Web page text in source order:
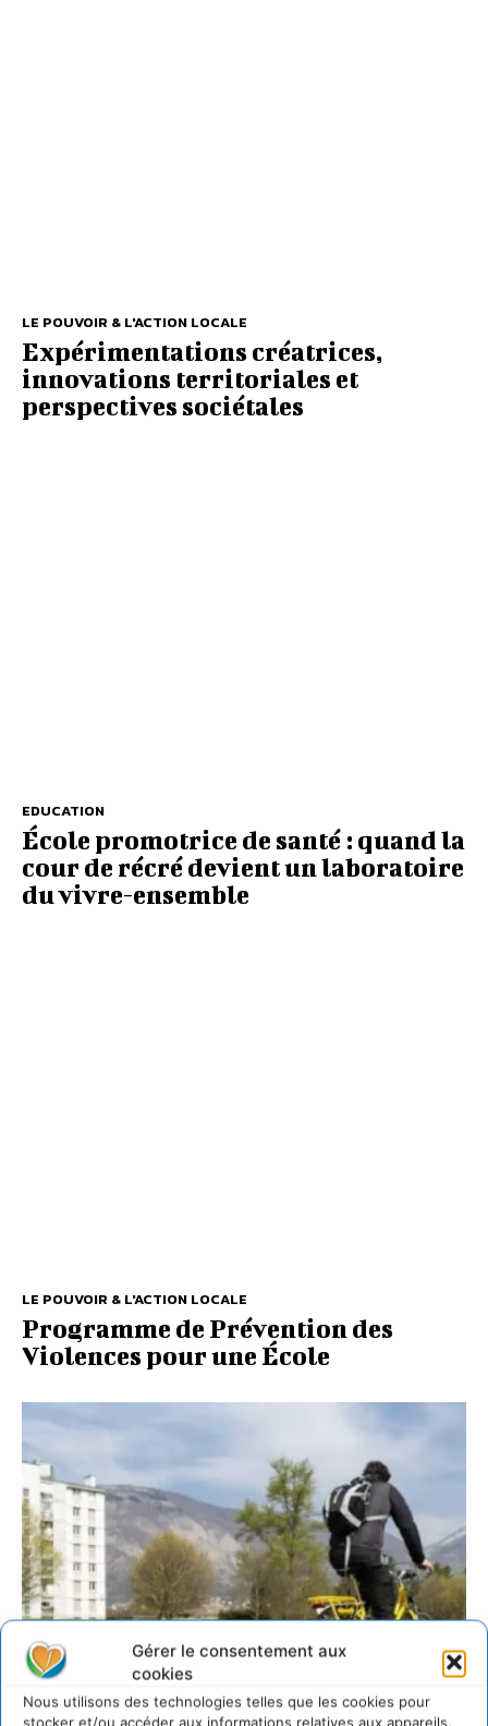
Gérer le consentement aux
cookies
Nous utilisons des technologies telles que les cookies pour
stocker et/ou accéder aux informations relatives aux appareils.
LE POUVOIR & L'ACTION LOCALE
Expérimentations créatrices,
innovations territoriales et
perspectives sociétales
EDUCATION
École promotrice de santé : quand la
cour de récré devient un laboratoire
du vivre-ensemble
LE POUVOIR & L'ACTION LOCALE
Programme de Prévention des
Violences pour une École